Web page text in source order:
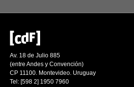
Av. 18 de Julio 885
(entre Andes y Convención)
CP 11100. Montevideo. Uruguay
Tel: [598 2] 1950 7960